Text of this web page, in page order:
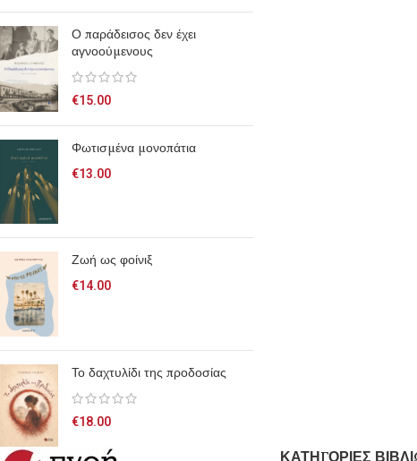
Ο παράδεισος δεν έχει
αγνοούμενους
€15.00
Φωτισμένα μονοπάτια
€13.00
Ζωή ως φοίνιξ
€14.00
Το δαχτυλίδι της προδοσίας
€18.00
ΚΑΤΗΓΟΡΙΕΣ